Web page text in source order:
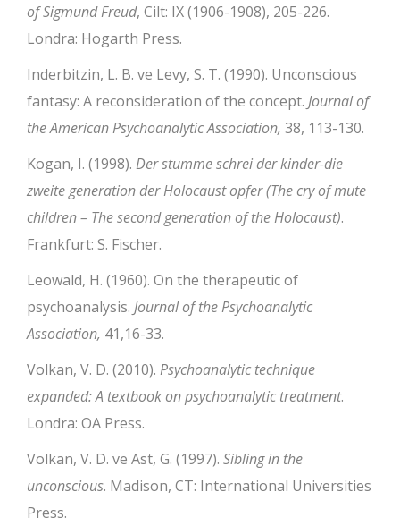
of Sigmund Freud, Cilt: IX (1906-1908), 205-226.
Londra: Hogarth Press.
Inderbitzin, L. B. ve Levy, S. T. (1990). Unconscious
fantasy: A reconsideration of the concept.Journal of
the American Psychoanalytic Association, 38, 113-130.
Kogan, I. (1998).Der stumme schrei der kinder-die
zweite generation der Holocaust opfer (The cry of mute
children – The second generation of the Holocaust).
Frankfurt: S. Fischer.
Leowald, H. (1960). On the therapeutic of
psychoanalysis.Journal of the Psychoanalytic
Association, 41,16-33.
Volkan, V. D. (2010).Psychoanalytic technique
expanded: A textbook on psychoanalytic treatment.
Londra: OA Press.
Volkan, V. D. ve Ast, G. (1997).Sibling in the
unconscious. Madison, CT: International Universities
Press.